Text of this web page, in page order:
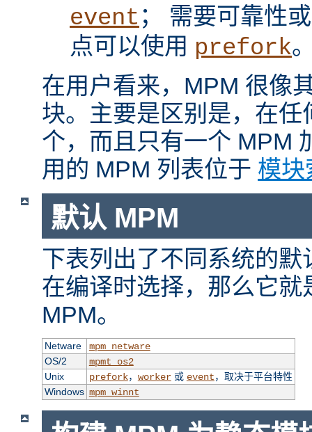
event ； 需要可靠性
点可以使用 prefork
在用户看来，MPM 很像
块。主要是区别是，在任
个，而且只有一个 MPM
用的 MPM 列表位于 模块
默认 MPM
下表列出了不同系统的默
在编译时选择，那么它就
MPM。
Netware
mpm_netware
OS/2
mpmt_os2
Unix
prefork， worker或 event，取决于平台特性
Windows mpm_winnt